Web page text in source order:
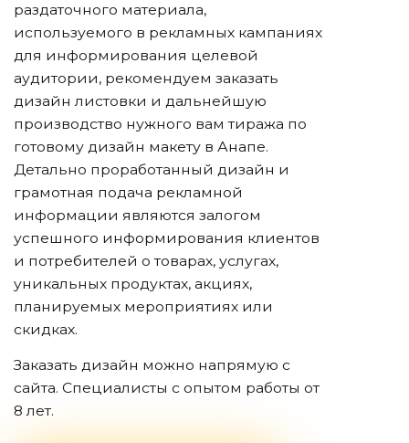
раздаточного материала,
используемого в рекламных кампаниях
для информирования целевой
аудитории, рекомендуем заказать
дизайн листовки и дальнейшую
производство нужного вам тиража по
готовому дизайн макету в Анапе.
Детально проработанный дизайн и
грамотная подача рекламной
информации являются залогом
успешного информирования клиентов
и потребителей о товарах, услугах,
уникальных продуктах, акциях,
планируемых мероприятиях или
скидках.
Заказать дизайн можно напрямую с
сайта. Специалисты с опытом работы от
8 лет.